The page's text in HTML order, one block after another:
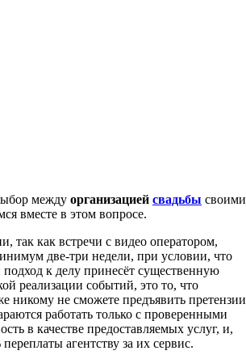
между организацией свадьбы своими
вместе в этом вопросе.
так как встречи с видео оператором,
две-три недели, при условии, что
подход к делу принесёт существенную
реализации событий, это то, что
никому не сможете предъявить претензии
работать только с проверенными
в качестве предоставляемых услуг, и,
агентству за их сервис.